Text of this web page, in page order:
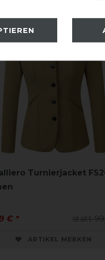
Turnierjacket
statt
€ *
ARTIKEL MERKEN